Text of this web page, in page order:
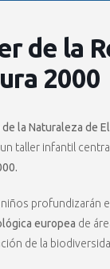
de la
2000
la Naturaleza de
taller infantil
niños profundizarán
europea de
de la